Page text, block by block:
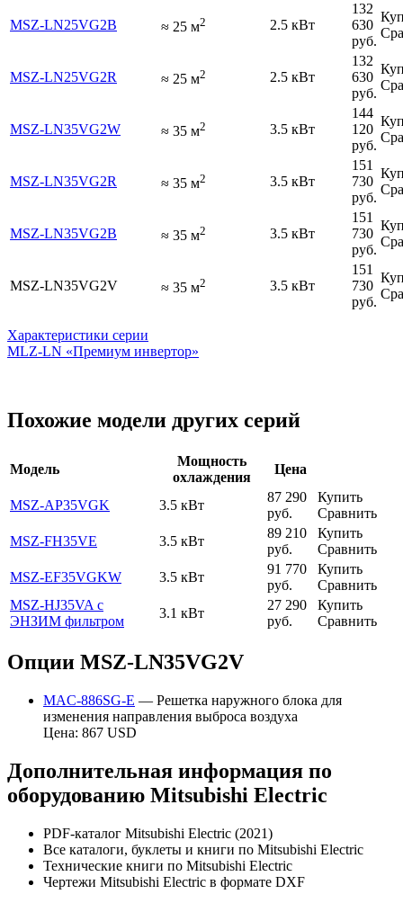
MSZ-LN25VG2B ≈ 25 м2 2.5 кВт
132
630
руб.
MSZ-LN25VG2R ≈ 25 м2 2.5 кВт
132
630
руб.
MSZ-LN35VG2W ≈ 35 м2 3.5 кВт
144
120
руб.
MSZ-LN35VG2R ≈ 35 м2 3.5 кВт
151
730
руб.
MSZ-LN35VG2B ≈ 35 м2 3.5 кВт
151
730
руб.
MSZ-LN35VG2V ≈ 35 м2 3.5 кВт
151
730
руб.
Характеристики серии
MLZ-LN «Премиум инвертор»
Похожие модели других серий
Модель
Мощность
охлаждения
Цена
MSZ-AP35VGK 3.5 кВт
87 290
руб.
Купить
Сравнить
MSZ-FH35VE
3.5 кВт
89 210
руб.
Купить
Сравнить
MSZ-EF35VGKW
3.5 кВт
91 770
руб.
Купить
Сравнить
MSZ-HJ35VA с
ЭНЗИМ фильтром
3.1 кВт
27 290
руб.
Купить
Сравнить
Опции MSZ-LN35VG2V
MAC-886SG-E — Решетка наружного блока для
изменения направления выброса воздуха
Цена: 867 USD
Дополнительная информация по
оборудованию Mitsubishi Electric
PDF-каталог Mitsubishi Electric (2021)
Все каталоги, буклеты и книги по Mitsubishi Electric
Технические книги по Mitsubishi Electric
Чертежи Mitsubishi Electric в формате DXF